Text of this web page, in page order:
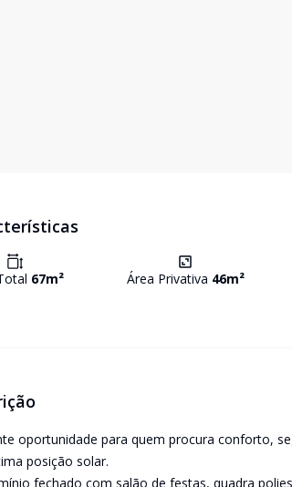
67m² Área Privativa 46m²
oportunidade para quem procura conforto,
posição solar.
fechado com salão de festas, quadra